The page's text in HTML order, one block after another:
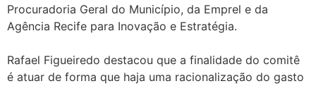
Procuradoria Geral do Município, da Emprel e da
Agência Recife para Inovação e Estratégia.
Rafael Figueiredo destacou que a finalidade do comitê
é atuar de forma que haja uma racionalização do gasto